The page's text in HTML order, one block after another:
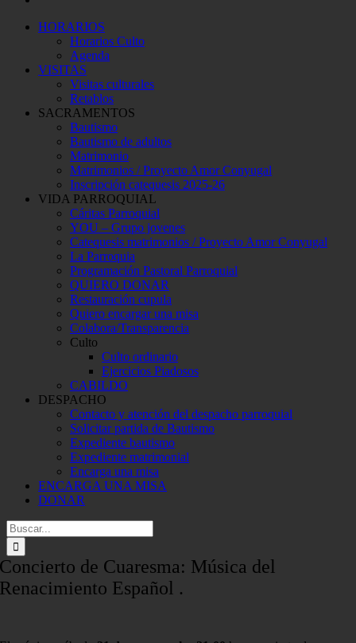
HORARIOS
Horarios Culto
Agenda
VISITAS
Visitas culturales
Retablos
SACRAMENTOS
Bautismo
Bautismo de adultos
Matrimonio
Matrimonios / Proyecto Amor Conyugal
Inscripción catequesis 2025-26
VIDA PARROQUIAL
Cáritas Parroquial
YOU – Grupo jovenes
Catequesis matrimonios / Proyecto Amor Conyugal
La Parroquia
Programación Pastoral Parroquial
QUIERO DONAR
Restauración cupula
Quiero encargar una misa
Colabora/Transparencia
Culto
Culto ordinario
Ejercicios Piadosos
CABILDO
DESPACHO
Contacto y atención del despacho parroquial
Solicitar partida de Bautismo
Expediente bautismo
Expediente matrimonial
Encarga una misa
ENCARGA UNA MISA
DONAR
Buscar:
Concierto de Cuaresma: Música del
Renacimiento Español .